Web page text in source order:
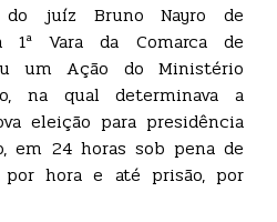
juíz Bruno Nayro de
1ª Vara da Comarca de
um Ação do Ministério
na qual determinava a
eleição para presidência
em 24 horas sob pena de
hora e até prisão, por